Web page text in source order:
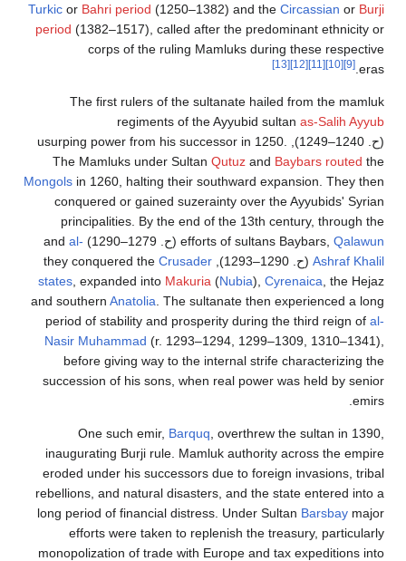
Turkic or Bahri period (1250–1382) and the Circassian or Burji
period (1382–1517), called after the predominant ethnicity or
corps of the ruling Mamluks during these respective
eras.
[9]
[10]
[11]
[12]
[13]
The first rulers of the sultanate hailed from the mamluk
regiments of the Ayyubid sultan as-Salih Ayyub
(ح
), usurping power from his successor in 1250.
The Mamluks under Sultan Qutuz and Baybars routed the
Mongols in 1260, halting their southward expansion. They then
conquered or gained suzerainty over the Ayyubids' Syrian
principalities. By the end of the 13th century, through the
efforts of sultans Baybars, Qalawun
(ح ) and
al-
Ashraf Khalil
(ح ), they conquered the
Crusader
states , expanded into Makuria (Nubia), Cyrenaica , the Hejaz
and southern Anatolia . The sultanate then experienced a long
period of stability and prosperity during the third reign of al-
Nasir Muhammad (r. 1293–1294, 1299–1309, 1310–1341),
before giving way to the internal strife characterizing the
succession of his sons, when real power was held by senior
emirs.
One such emir, Barquq , overthrew the sultan in 1390,
inaugurating Burji rule. Mamluk authority across the empire
eroded under his successors due to foreign invasions, tribal
rebellions, and natural disasters, and the state entered into a
long period of financial distress. Under Sultan Barsbay major
efforts were taken to replenish the treasury, particularly
monopolization of trade with Europe and tax expeditions into